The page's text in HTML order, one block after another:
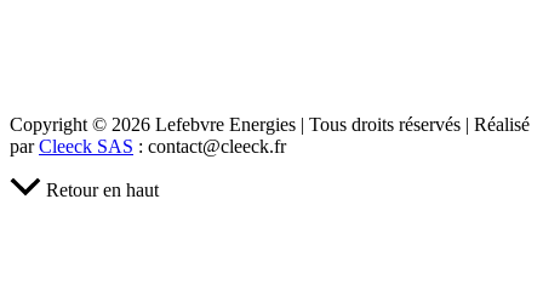
Copyright © 2026 Lefebvre Energies | Tous droits réservés | Réalisé
parCleeck SAS : contact@cleeck.fr
Retour en haut